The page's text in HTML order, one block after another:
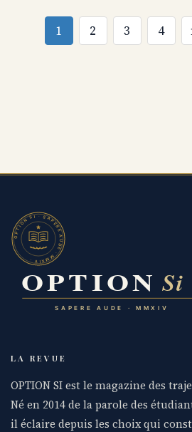
1 2 3 4
LA REVUE
OPTION SI est le magazine des
Né en 2014 de la parole des
il éclaire depuis les choix qui